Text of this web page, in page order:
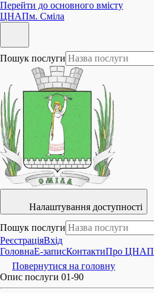
Перейти до основного вмісту
ЦНАПм. Сміла
Пошук послуги
Налаштування доступності
Пошук послуги
РеєстраціяВхід
ГоловнаE-записКонтактиПро ЦНАП
Повернутися на головну
Опис послуги 01-90